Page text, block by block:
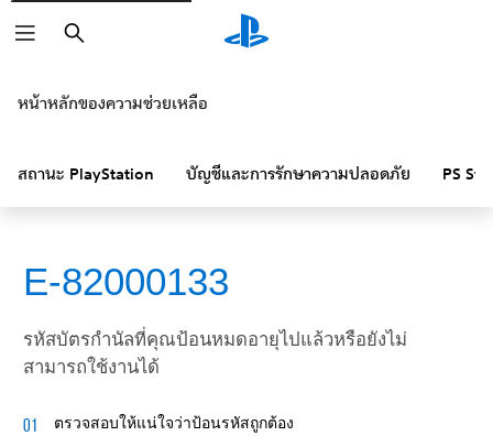
หน้าหลักของความช่วยเหลือ
สถานะ PlayStation บัญชีและการรักษาความปลอดภัย PS
E-82000133
รหัสบัตรกำนัลที่คุณป้อนหมดอายุไปแล้วหรือยังไม่
สามารถใช้งานได้
ตรวจสอบให้แน่ใจว่าป้อนรหัสถูกต้อง